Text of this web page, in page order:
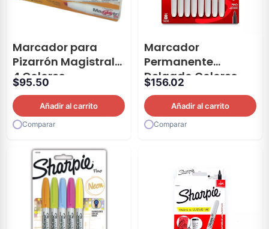
Marcador para
Pizarrón Magistral®
4 Colores
$95.50
Añadir al carrito
Comparar
Marcador
Permanente
Delgado Colores
Sharpie® 8 Piezas
$156.02
Añadir al carrito
Comparar